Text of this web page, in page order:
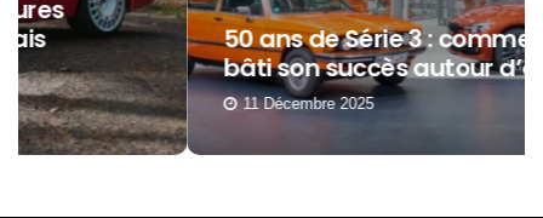
50 ans de Série 3 : comment BMW a
bâti son succès autour d’elle ?
11 Décembre 2025